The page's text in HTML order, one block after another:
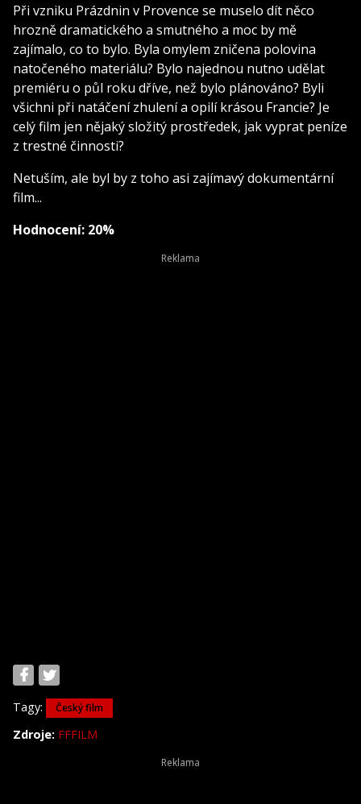
Při vzniku Prázdnin v Provence se muselo dít něco
hrozně dramatického a smutného a moc by mě
zajímalo, co to bylo. Byla omylem zničena polovina
natočeného materiálu? Bylo najednou nutno udělat
premiéru o půl roku dříve, než bylo plánováno? Byli
všichni při natáčení zhulení a opilí krásou Francie? Je
celý film jen nějaký složitý prostředek, jak vyprat peníze
z trestné činnosti?
Netuším, ale byl by z toho asi zajímavý dokumentární
film...
Hodnocení: 20%
Tagy: Český film
Zdroje: FFFILM